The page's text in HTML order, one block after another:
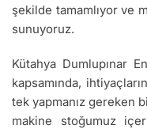
şekilde tamamlıyor ve
sunuyoruz.
Kütahya Dumlupınar
kapsamında,
tek yapmanız gereken
makine stoğumuz